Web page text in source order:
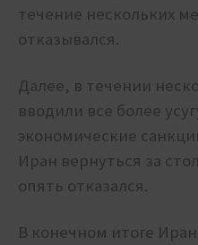
течение нескольких
отказывался.
Далее, в течении
вводили все более
экономические
Иран вернуться за
опять отказался.
В конечном итоге